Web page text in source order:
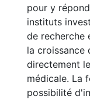
pour y
instituts
de recherche
la croissance
directement
médicale. La
possibilité